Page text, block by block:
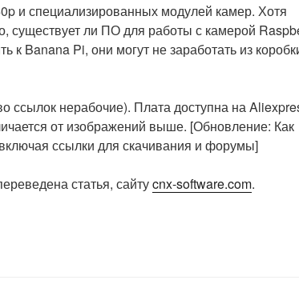
и специализированных модулей камер. Хотя
существует ли ПО для работы с камерой
Banana Pi, они могут не заработать из
ссылок нерабочие). Плата доступна на
от изображений выше. [Обновление: Как
ссылки для скачивания и форумы]
статья, сайтуcnx-software.com.